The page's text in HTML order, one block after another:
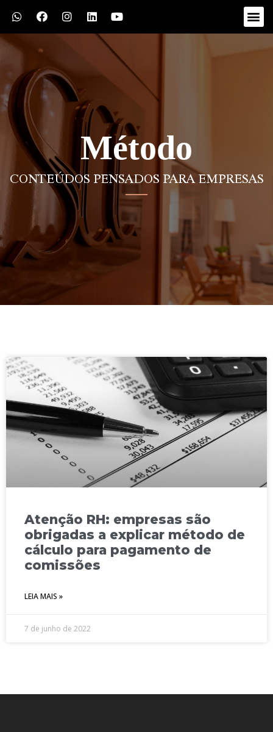
Método
CONTEÚDOS PENSADOS PARA EMPRESAS
Atenção RH: empresas são
obrigadas a explicar método de
cálculo para pagamento de
comissões
LEIA MAIS »
7 de junho de 2022